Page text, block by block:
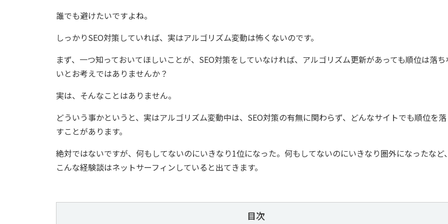
誰でも避けたいですよね。
しっかりSEO対策していれば、実はアルゴリズム変動は怖くないのです。
まず、一つ知っておいてほしいことが、SEO対策をしていなければ、アルゴリズム更新があっても順位は落ち
いとお考えではありませんか？
実は、そんなことはありません。
どういう事かというと、実はアルゴリズム変動中は、SEO対策の有無に関わらず、どんなサイトでも順位を
すことがあります。
絶対ではないですが、何もしてないのにいきなり1位になった。何もしてないのにいきなり圏外になったなど
こんな経験談はネットサーフィンしていると出てきます。
目次